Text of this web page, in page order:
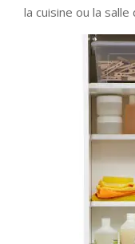
la cuisine ou la salle